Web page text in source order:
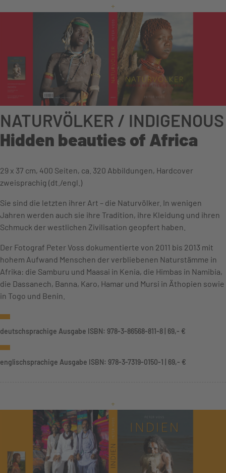
+
NATURVÖLKER / INDIGENOUS
Hidden beauties of Africa
29 x 37 cm, 400 Seiten, ca. 320 Abbildungen, Hardcover
zweisprachig (dt./engl.)
Sie sind die letzten ihrer Art – die Naturvölker. In wenigen
Jahren werden auch sie ihre Tradition, ihre Kleidung und ihren
Schmuck der westlichen Zivilisation geopfert haben.
Der Fotograf Peter Voss dokumentierte von 2011 bis 2013 mit
hohem Aufwand Menschen der verbliebenen Naturstämme in
Afrika: die Samburu und Maasai in Kenia, die Himbas in Namibia,
die Dassanech, Banna, Karo, Hamar und Mursi in Äthopien sowie
in Togo und Benin.
deutschsprachige Ausgabe ISBN: 978-3-86568-811-8 | 69,- €
englischsprachige Ausgabe ISBN: 978-3-7319-0150-1 | 69,- €
+